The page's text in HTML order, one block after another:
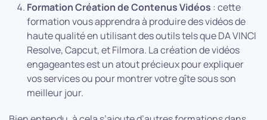
Formation Création de Contenus Vidéos : cette
formation vous apprendra à produire des vidéos de
haute qualité en utilisant des outils tels que DA VINCI
Resolve, Capcut, et Filmora. La création de vidéos
engageantes est un atout précieux pour expliquer
vos services ou pour montrer votre gîte sous son
meilleur jour.